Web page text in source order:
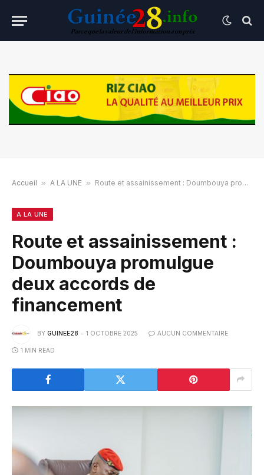
Accueil » A LA UNE » Route et assainissement : Doumbouya promulgue deux accords de financement
A LA UNE
Route et assainissement :
Doumbouya promulgue
deux accords de
financement
BY GUINEE28 1 OCTOBRE 2025 AUCUN COMMENTAIRE
1 MIN READ